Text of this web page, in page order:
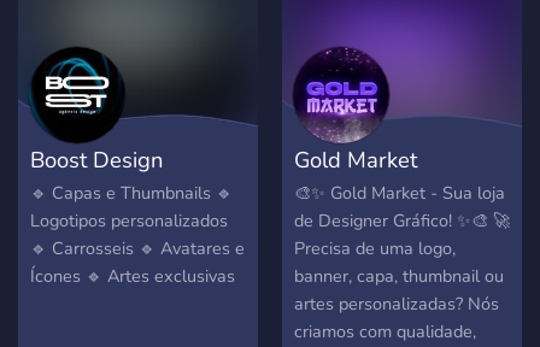
Boost Design
🔹 Capas e Thumbnails 🔹
Logotipos personalizados
🔹 Carrosseis 🔹 Avatares e
Ícones 🔹 Artes exclusivas
Gold Market
🎨✨ Gold Market - Sua loja
de Designer Gráfico! ✨🎨 🚀
Precisa de uma logo,
banner, capa, thumbnail ou
artes personalizadas? Nós
criamos com qualidade,